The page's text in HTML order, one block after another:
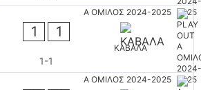
Α ΟΜΙΛΟΣ 2024-2025
1 1
ΚΑΒΑΛΑ
1-1
Α ΟΜΙΛΟΣ 2024-2025